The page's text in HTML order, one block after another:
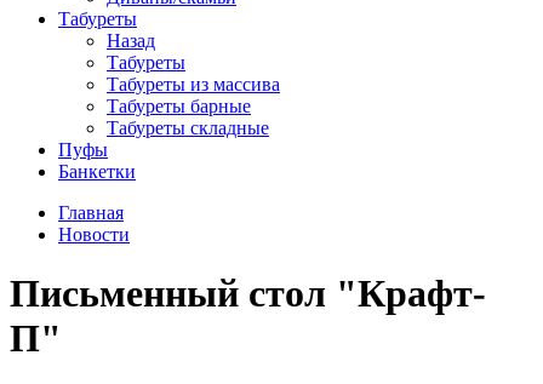
Табуреты
Назад
Табуреты
Табуреты из массива
Табуреты барные
Табуреты складные
Пуфы
Банкетки
Главная
Новости
Письменный стол "Крафт-
П"